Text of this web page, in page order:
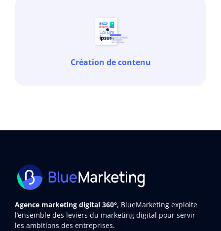
Création de contenu
Agence marketing digital 360°, BlueMarketing exploite
l’ensemble des leviers du marketing digital pour servir
les ambitions des entreprises.